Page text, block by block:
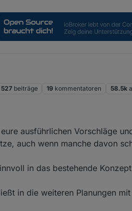
527 beiträge 19 kommentatoren 58.5k
ausführlichen Vorschläge
auch wenn manche davon
in das bestehende
in die weiteren Planungen